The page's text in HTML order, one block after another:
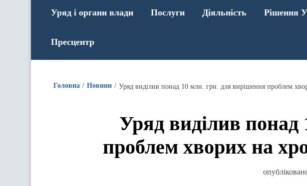
Уряд і органи влади Послуги Діяльність Рішення
Пресцентр
Головна Новини Уряд виділив понад 10 млн. грн. для вирішення проблем
Уряд виділив
проблем хворих на